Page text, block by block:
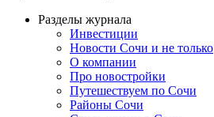
Разделы журнала
Инвестиции
Новости Сочи и не только
О компании
Про новостройки
Путешествуем по Сочи
Районы Сочи